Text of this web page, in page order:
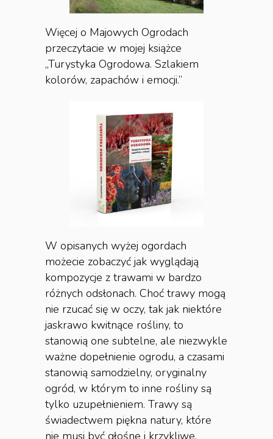
Więcej o Majowych Ogrodach
przeczytacie w mojej książce
„Turystyka Ogrodowa. Szlakiem
kolorów, zapachów i emocji.”
W opisanych wyżej ogordach
możecie zobaczyć jak wyglądają
kompozycje z trawami w bardzo
różnych odsłonach. Choć trawy mogą
nie rzucać się w oczy, tak jak niektóre
jaskrawo kwitnące rośliny, to
stanowią one subtelne, ale niezwykle
ważne dopełnienie ogrodu, a czasami
stanowią samodzielny, oryginalny
ogród, w którym to inne rośliny są
tylko uzupełnieniem. Trawy są
świadectwem piękna natury, które
nie musi być głośne i krzykliwe.